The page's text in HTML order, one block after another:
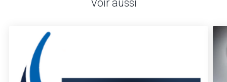
Voir aussi